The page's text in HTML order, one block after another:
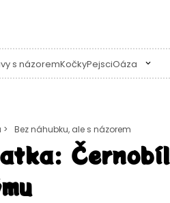
s názoremKočkyPejsciOáza
Bez náhubku, ale s názorem